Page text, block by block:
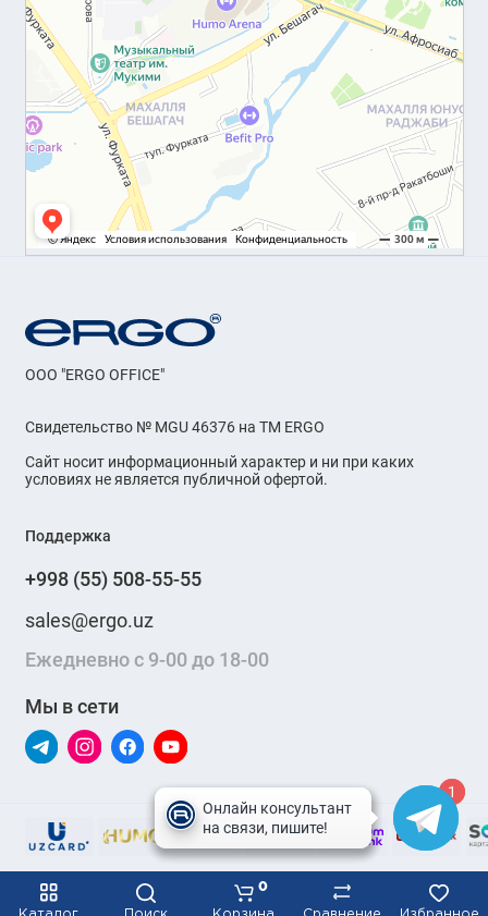
0
OOO "ERGO OFFICE"
Свидетельство № MGU 46376 на ТМ ERGO
Сайт носит информационный характер и ни при каких
условиях не является публичной офертой.
Поддержка
+998 (55) 508-55-55
sales@ergo.uz
Ежедневно с 9-00 до 18-00
Мы в сети
1
1